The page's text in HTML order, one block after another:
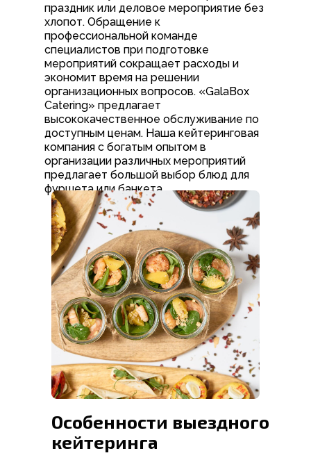
Особенности выездного
кейтеринга
праздник или деловое мероприятие без
хлопот. Обращение к
профессиональной команде
специалистов при подготовке
мероприятий сокращает расходы и
экономит время на решении
организационных вопросов. «GalaBox
Catering» предлагает
высококачественное обслуживание по
доступным ценам. Наша кейтеринговая
компания с богатым опытом в
организации различных мероприятий
предлагает большой выбор блюд для
фуршета или банкета.